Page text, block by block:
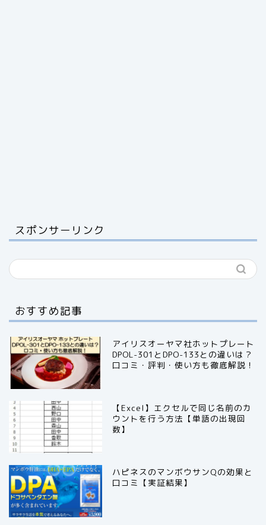
スポンサーリンク
おすすめ記事
アイリスオーヤマ社ホットプレート
DPOL-301とDPO-133との違いは？
口コミ・評判・使い方も徹底解説！
【Excel】エクセルで同じ名前のカ
ウントを行う方法【単語の出現回
数】
ハピネスのマンボウサンQの効果と
口コミ【実証結果】